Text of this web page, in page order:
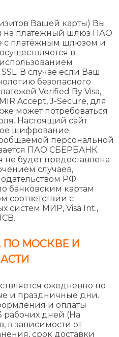
Вашей карты) Вы
на платёжный шлюз ПАО
платёжным шлюзом и
в
В случае если Ваш
безопасного
Verified By Visa,
Accept, J-Secure, для
может потребоваться
Настоящий сайт
шифрование.
персональной
ПАО СБЕРБАНК.
будет предоставлена
случаев,
РФ.
банковским картам
соответствии с
систем МИР, Visa Int.,
ПО МОСКВЕ И
ежедневно по
и праздничные дни.
и оплаты
рабочих дней (На
в зависимости от
срок доставки